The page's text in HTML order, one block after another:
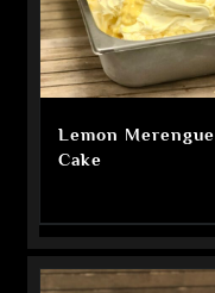
Lemon Merengue
Cake